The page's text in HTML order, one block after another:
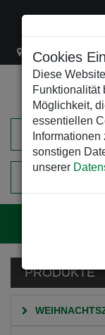
Cookies
Diese
Funktionalität
Möglichkeit,
essentiellen
sonstigen
unserer
Lacknergasse 78
PRODUKTE